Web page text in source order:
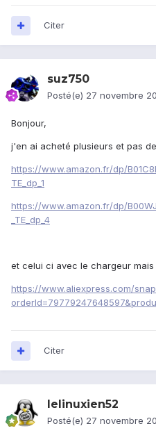
Citer
suz750
Posté(e) 27 novembre
Bonjour,
j'en ai acheté plusieurs et pas
https://www.amazon.fr/dp/
TE_dp_1
https://www.amazon.fr/dp/
_TE_dp_4
et celui ci avec le chargeur
https://www.aliexpress.com/
Citer
lelinuxien52
Posté(e) 27 novembre